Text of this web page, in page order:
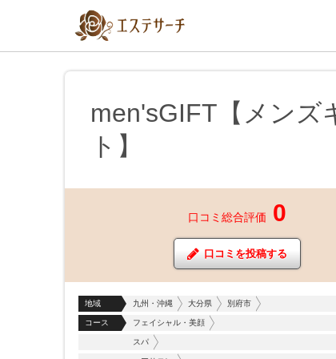
men'sGIFT【メンズ
ト】
口コミ総合評価 0
口コミを投稿する
地域 九州・沖縄 大分県 別府市
コース フェイシャル・美顔
スパ